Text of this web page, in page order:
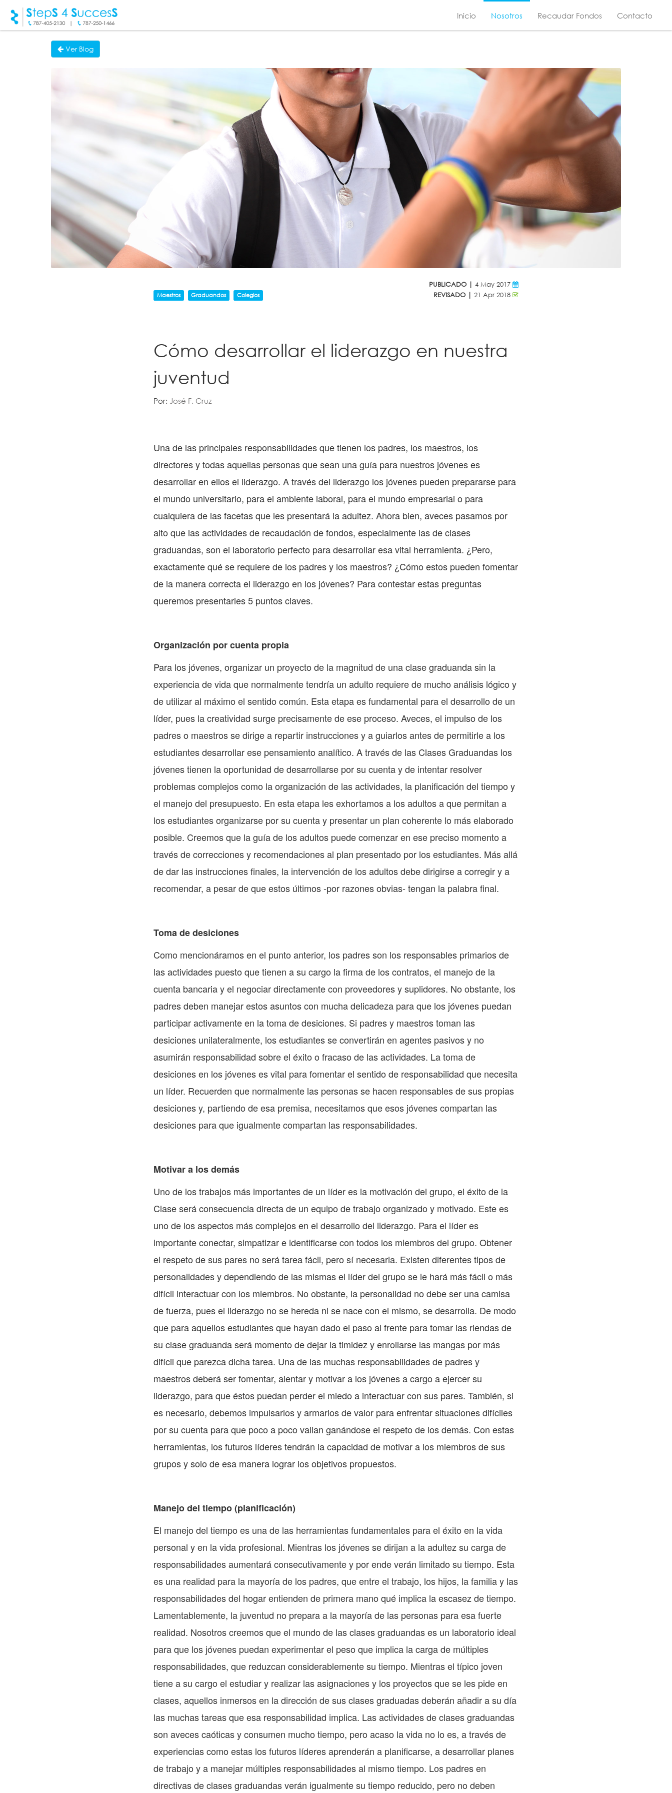
Inicio Nosotros Recaudar Fondos Contacto
Ver Blog
Maestros Graduandos Colegios
PUBLICADO | 4 May 2017
REVISADO | 21 Apr 2018
Cómo desarrollar el liderazgo en nuestra
juventud
Por: José F. Cruz
Una de las principales responsabilidades que tienen los padres, los maestros, los
directores y todas aquellas personas que sean una guía para nuestros jóvenes es
desarrollar en ellos el liderazgo. A través del liderazgo los jóvenes pueden prepararse para
el mundo universitario, para el ambiente laboral, para el mundo empresarial o para
cualquiera de las facetas que les presentará la adultez. Ahora bien, aveces pasamos por
alto que las actividades de recaudación de fondos, especialmente las de clases
graduandas, son el laboratorio perfecto para desarrollar esa vital herramienta. ¿Pero,
exactamente qué se requiere de los padres y los maestros? ¿Cómo estos pueden fomentar
de la manera correcta el liderazgo en los jóvenes? Para contestar estas preguntas
queremos presentarles 5 puntos claves.
Organización por cuenta propia
Para los jóvenes, organizar un proyecto de la magnitud de una clase graduanda sin la
experiencia de vida que normalmente tendría un adulto requiere de mucho análisis lógico y
de utilizar al máximo el sentido común. Esta etapa es fundamental para el desarrollo de un
líder, pues la creatividad surge precisamente de ese proceso. Aveces, el impulso de los
padres o maestros se dirige a repartir instrucciones y a guiarlos antes de permitirle a los
estudiantes desarrollar ese pensamiento analítico. A través de las Clases Graduandas los
jóvenes tienen la oportunidad de desarrollarse por su cuenta y de intentar resolver
problemas complejos como la organización de las actividades, la planificación del tiempo y
el manejo del presupuesto. En esta etapa les exhortamos a los adultos a que permitan a
los estudiantes organizarse por su cuenta y presentar un plan coherente lo más elaborado
posible. Creemos que la guía de los adultos puede comenzar en ese preciso momento a
través de correcciones y recomendaciones al plan presentado por los estudiantes. Más allá
de dar las instrucciones finales, la intervención de los adultos debe dirigirse a corregir y a
recomendar, a pesar de que estos últimos -por razones obvias- tengan la palabra final.
Toma de desiciones
Como mencionáramos en el punto anterior, los padres son los responsables primarios de
las actividades puesto que tienen a su cargo la firma de los contratos, el manejo de la
cuenta bancaria y el negociar directamente con proveedores y suplidores. No obstante, los
padres deben manejar estos asuntos con mucha delicadeza para que los jóvenes puedan
participar activamente en la toma de desiciones. Si padres y maestros toman las
desiciones unilateralmente, los estudiantes se convertirán en agentes pasivos y no
asumirán responsabilidad sobre el éxito o fracaso de las actividades. La toma de
desiciones en los jóvenes es vital para fomentar el sentido de responsabilidad que necesita
un líder. Recuerden que normalmente las personas se hacen responsables de sus propias
desiciones y, partiendo de esa premisa, necesitamos que esos jóvenes compartan las
desiciones para que igualmente compartan las responsabilidades.
Motivar a los demás
Uno de los trabajos más importantes de un líder es la motivación del grupo, el éxito de la
Clase será consecuencia directa de un equipo de trabajo organizado y motivado. Este es
uno de los aspectos más complejos en el desarrollo del liderazgo. Para el líder es
importante conectar, simpatizar e identificarse con todos los miembros del grupo. Obtener
el respeto de sus pares no será tarea fácil, pero sí necesaria. Existen diferentes tipos de
personalidades y dependiendo de las mismas el líder del grupo se le hará más fácil o más
difícil interactuar con los miembros. No obstante, la personalidad no debe ser una camisa
de fuerza, pues el liderazgo no se hereda ni se nace con el mismo, se desarrolla. De modo
que para aquellos estudiantes que hayan dado el paso al frente para tomar las riendas de
su clase graduanda será momento de dejar la timidez y enrollarse las mangas por más
difícil que parezca dicha tarea. Una de las muchas responsabilidades de padres y
maestros deberá ser fomentar, alentar y motivar a los jóvenes a cargo a ejercer su
liderazgo, para que éstos puedan perder el miedo a interactuar con sus pares. También, si
es necesario, debemos impulsarlos y armarlos de valor para enfrentar situaciones difíciles
por su cuenta para que poco a poco vallan ganándose el respeto de los demás. Con estas
herramientas, los futuros líderes tendrán la capacidad de motivar a los miembros de sus
grupos y solo de esa manera lograr los objetivos propuestos.
Manejo del tiempo (planificación)
El manejo del tiempo es una de las herramientas fundamentales para el éxito en la vida
personal y en la vida profesional. Mientras los jóvenes se dirijan a la adultez su carga de
responsabilidades aumentará consecutivamente y por ende verán limitado su tiempo. Esta
es una realidad para la mayoría de los padres, que entre el trabajo, los hijos, la familia y las
responsabilidades del hogar entienden de primera mano qué implica la escasez de tiempo.
Lamentablemente, la juventud no prepara a la mayoría de las personas para esa fuerte
realidad. Nosotros creemos que el mundo de las clases graduandas es un laboratorio ideal
para que los jóvenes puedan experimentar el peso que implica la carga de múltiples
responsabilidades, que reduzcan considerablemente su tiempo. Mientras el típico joven
tiene a su cargo el estudiar y realizar las asignaciones y los proyectos que se les pide en
clases, aquellos inmersos en la dirección de sus clases graduadas deberán añadir a su día
las muchas tareas que esa responsabilidad implica. Las actividades de clases graduandas
son aveces caóticas y consumen mucho tiempo, pero acaso la vida no lo es, a través de
experiencias como estas los futuros líderes aprenderán a planificarse, a desarrollar planes
de trabajo y a manejar múltiples responsabilidades al mismo tiempo. Los padres en
directivas de clases graduandas verán igualmente su tiempo reducido, pero no deben